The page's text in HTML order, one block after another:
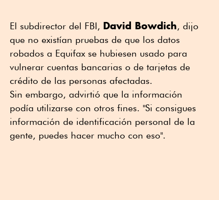
El subdirector del FBI, David Bowdich, dijo
que no existían pruebas de que los datos
robados a Equifax se hubiesen usado para
vulnerar cuentas bancarias o de tarjetas de
crédito de las personas afectadas.
Sin embargo, advirtió que la información
podía utilizarse con otros fines. "Si consigues
información de identificación personal de la
gente, puedes hacer mucho con eso".